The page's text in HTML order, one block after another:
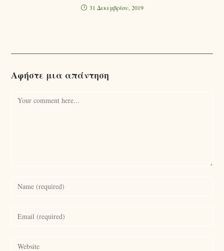
31 Δεκεμβρίου, 2019
Αφήστε μια απάντηση